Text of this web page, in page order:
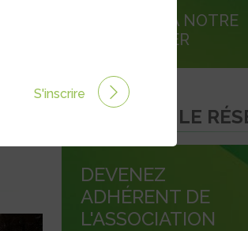
S'INSCRIRE À NOTRE
NEWSLETTER
REJOINDRE LE
DEVENEZ
ADHÉRENT DE
L'ASSOCIATION
S'inscrire